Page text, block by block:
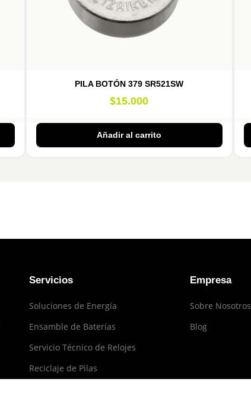
PILA BOTÓN 379 SR521SW
$15.000
Añadir al carrito
Servicios
Soluciones de Energía
Ensamble de Baterías
Servicio Técnico de Relojes
Reciclaje de Pilas
Empresa
Sobre Nosotros
Blog